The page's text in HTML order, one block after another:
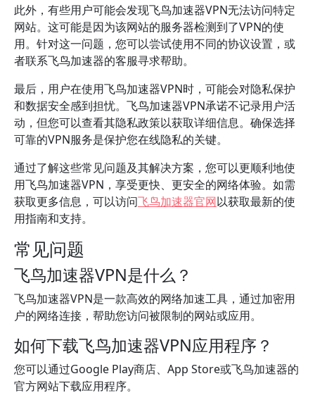
此外，有些用户可能会发现飞鸟加速器VPN无法访问特定
网站。这可能是因为该网站的服务器检测到了VPN的使
用。针对这一问题，您可以尝试使用不同的协议设置，或
者联系飞鸟加速器的客服寻求帮助。
最后，用户在使用飞鸟加速器VPN时，可能会对隐私保护
和数据安全感到担忧。飞鸟加速器VPN承诺不记录用户活
动，但您可以查看其隐私政策以获取详细信息。确保选择
可靠的VPN服务是保护您在线隐私的关键。
通过了解这些常见问题及其解决方案，您可以更顺利地使
用飞鸟加速器VPN，享受更快、更安全的网络体验。如需
获取更多信息，可以访问飞鸟加速器官网以获取最新的使
用指南和支持。
常见问题
飞鸟加速器VPN是什么？
飞鸟加速器VPN是一款高效的网络加速工具，通过加密用
户的网络连接，帮助您访问被限制的网站或应用。
如何下载飞鸟加速器VPN应用程序？
您可以通过Google Play商店、App Store或飞鸟加速器的
官方网站下载应用程序。